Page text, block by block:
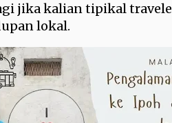
jika kalian tipikal
lokal.